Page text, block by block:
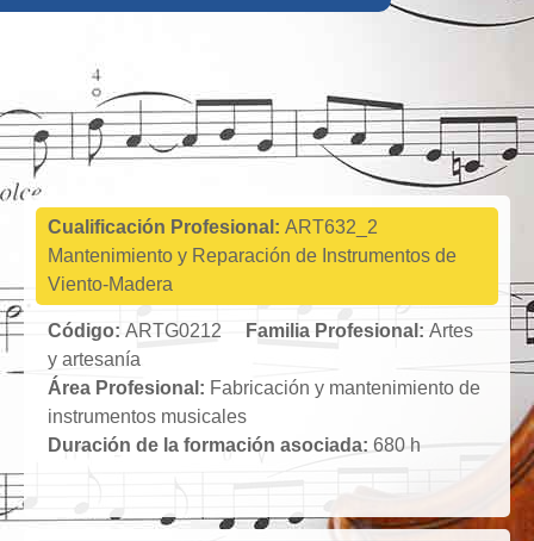
Artes y
artesanía
Cualificación Profesional: ART632_2
Mantenimiento y Reparación de Instrumentos de
Viento-Madera
Código: ARTG0212 Familia Profesional: Artes
y artesanía
Área Profesional: Fabricación y mantenimiento de
instrumentos musicales
Duración de la formación asociada: 680 h